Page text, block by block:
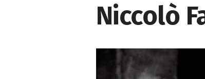
Niccolò